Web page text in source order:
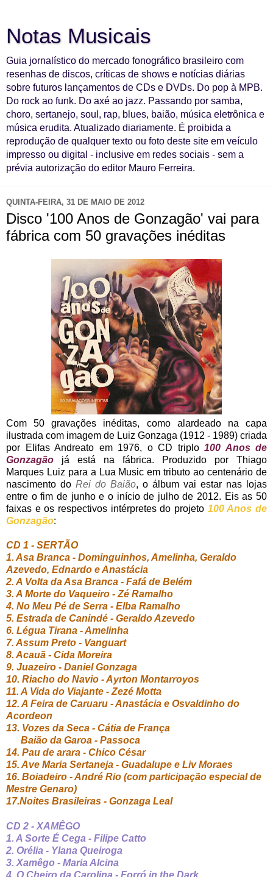
Notas Musicais
Guia jornalístico do mercado fonográfico brasileiro com
resenhas de discos, críticas de shows e notícias diárias
sobre futuros lançamentos de CDs e DVDs. Do pop à MPB.
Do rock ao funk. Do axé ao jazz. Passando por samba,
choro, sertanejo, soul, rap, blues, baião, música eletrônica e
música erudita. Atualizado diariamente. É proibida a
reprodução de qualquer texto ou foto deste site em veículo
impresso ou digital - inclusive em redes sociais - sem a
prévia autorização do editor Mauro Ferreira.
QUINTA-FEIRA, 31 DE MAIO DE 2012
Disco '100 Anos de Gonzagão' vai para
fábrica com 50 gravações inéditas
Com 50 gravações inéditas, como alardeado na capa
ilustrada com imagem de Luiz Gonzaga (1912 - 1989) criada
por Elifas Andreato em 1976, o CD triplo 100 Anos de
Gonzagão já está na fábrica. Produzido por Thiago
Marques Luiz para a Lua Music em tributo ao centenário de
nascimento do Rei do Baião, o álbum vai estar nas lojas
entre o fim de junho e o início de julho de 2012. Eis as 50
faixas e os respectivos intérpretes do projeto 100 Anos de
Gonzagão:
CD 1 - SERTÃO
1. Asa Branca - Dominguinhos, Amelinha, Geraldo
Azevedo, Ednardo e Anastácia
2. A Volta da Asa Branca - Fafá de Belém
3. A Morte do Vaqueiro - Zé Ramalho
4. No Meu Pé de Serra - Elba Ramalho
5. Estrada de Canindé - Geraldo Azevedo
6. Légua Tirana - Amelinha
7. Assum Preto - Vanguart
8. Acauã - Cida Moreira
9. Juazeiro - Daniel Gonzaga
10. Riacho do Navio - Ayrton Montarroyos
11. A Vida do Viajante - Zezé Motta
12. A Feira de Caruaru - Anastácia e Osvaldinho do
Acordeon
13. Vozes da Seca - Cátia de França
Baião da Garoa - Passoca
14. Pau de arara - Chico César
15. Ave Maria Sertaneja - Guadalupe e Liv Moraes
16. Boiadeiro - André Rio (com participação especial de
Mestre Genaro)
17.Noites Brasileiras - Gonzaga Leal
CD 2 - XAMÊGO
1. A Sorte É Cega - Filipe Catto
2. Orélia - Ylana Queiroga
3. Xamêgo - Maria Alcina
4. O Cheiro da Carolina - Forró in the Dark